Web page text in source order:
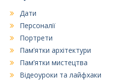
Дати
Персоналії
Портрети
Пам’ятки архітектури
Пам’ятки мистецтва
Відеоуроки та лайфхаки